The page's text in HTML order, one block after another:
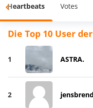
Heartbeats Votes
Die Top 10 User
1 ASTRA.
2